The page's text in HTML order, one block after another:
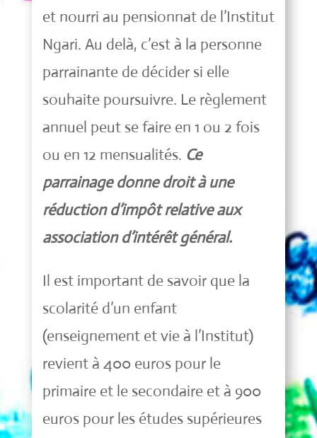
et nourri au pensionnat de l’Institut
Ngari. Au delà, c’est à la personne
parrainante de décider si elle
souhaite poursuivre. Le règlement
annuel peut se faire en 1 ou 2 fois
ou en 12 mensualités. Ce
parrainage donne droit à une
réduction d’impôt relative aux
association d’intérêt général.
Il est important de savoir que la
scolarité d’un enfant
(enseignement et vie à l’Institut)
revient à 400 euros pour le
primaire et le secondaire et à 900
euros pour les études supérieures